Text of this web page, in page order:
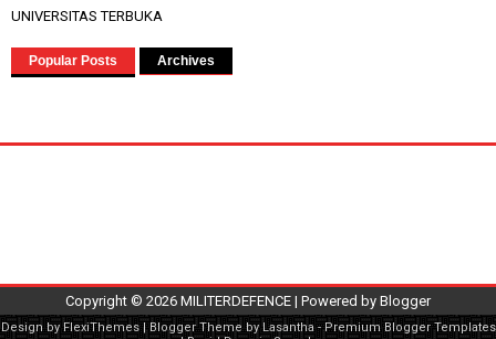
UNIVERSITAS TERBUKA
Popular Posts Archives
Copyright © 2026 MILITERDEFENCE | Powered by Blogger
Design by FlexiThemes| Blogger Theme by Lasantha-Premium Blogger Templates